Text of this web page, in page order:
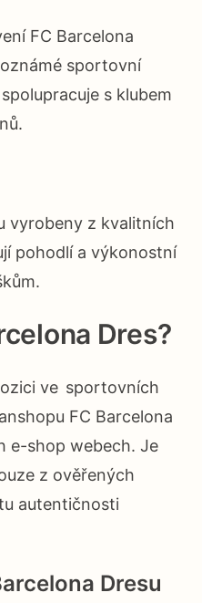
FC Barcelona
sportovní
s klubem
vyrobeny z kvalitních
pohodlí a výkonostní
Dres?
ve sportovních
FC Barcelona
e-shop webech. Je
z ověřených
autentičnosti
Dresu